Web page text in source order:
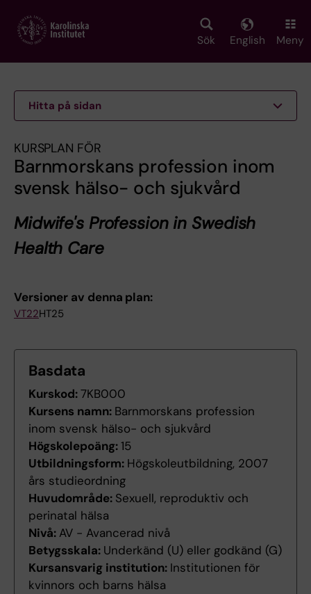
main
Sök English Meny
Hitta på sidan
KURSPLAN FÖR
Barnmorskans profession inom
svensk hälso- och sjukvård
Midwife's Profession in Swedish
Health Care
Versioner av denna plan:
VT22HT25
Basdata
Kurskod:7KB000
Kursens namn: Barnmorskans profession
inom svensk hälso- och sjukvård
Högskolepoäng:15
Utbildningsform: Högskoleutbildning, 2007
års studieordning
Huvudområde: Sexuell, reproduktiv och
perinatal hälsa
Nivå: AV - Avancerad nivå
Betygsskala: Underkänd (U) eller godkänd (G)
Kursansvarig institution: Institutionen för
kvinnors och barns hälsa